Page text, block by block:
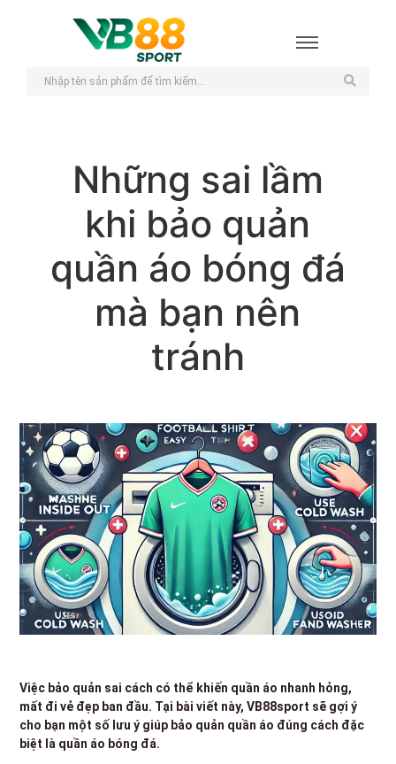
Những sai lầm
khi bảo quản
quần áo bóng đá
mà bạn nên
tránh
Việc bảo quản sai cách có thể khiến quần áo nhanh hỏng,
mất đi vẻ đẹp ban đầu. Tại bài viết này, VB88sport sẽ gợi ý
cho bạn một số lưu ý giúp bảo quản quần áo đúng cách đặc
biệt là quần áo bóng đá.